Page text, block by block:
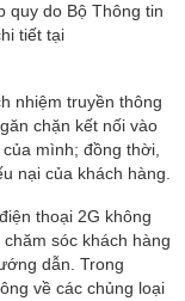
quy do Bộ Thông tin
tiết tại
nhiệm truyền thông
chặn kết nối vào
mình; đồng thời,
nại của khách hàng.
thoại 2G không
sóc khách hàng
dẫn. Trong
về các chủng loại